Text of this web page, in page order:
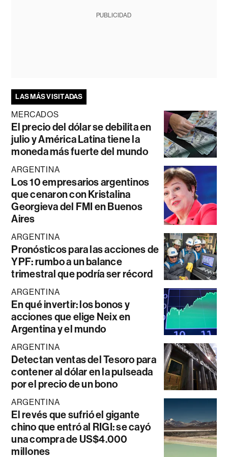
PUBLICIDAD
LAS MÁS VISITADAS
MERCADOS
El precio del dólar se debilita en
julio y América Latina tiene la
moneda más fuerte del mundo
ARGENTINA
Los 10 empresarios argentinos
que cenaron con Kristalina
Georgieva del FMI en Buenos
Aires
ARGENTINA
Pronósticos para las acciones de
YPF: rumbo a un balance
trimestral que podría ser récord
ARGENTINA
En qué invertir: los bonos y
acciones que elige Neix en
Argentina y el mundo
ARGENTINA
Detectan ventas del Tesoro para
contener al dólar en la pulseada
por el precio de un bono
ARGENTINA
El revés que sufrió el gigante
chino que entró al RIGI: se cayó
una compra de US$4.000
millones